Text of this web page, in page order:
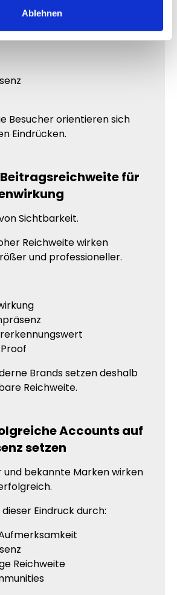
Ablehnen
vermittelt häufig:
Besucher orientieren sich
Eindrücken.
für
Sichtbarkeit.
Reichweite wirken
und professioneller.
Brands setzen deshalb
Reichweite.
Accounts auf
setzen
bekannte Marken wirken
Eindruck durch:
Reichweite